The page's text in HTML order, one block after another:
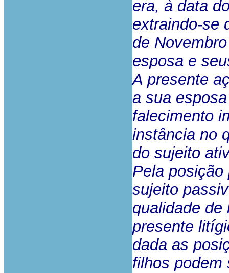
era, à data
extraindo-se
de
esposa e
A presente
a sua
falecimento
instância no
do sujeito
Pela posição
sujeito
qualidade de
presente
dada as
filhos podem